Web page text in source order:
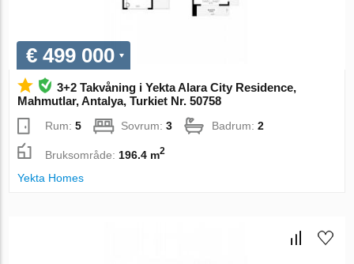
€ 499 000
3+2 Takvåning i Yekta Alara City Residence,
Mahmutlar, Antalya, Turkiet Nr. 50758
Rum:5 Sovrum:3 Badrum:2
Bruksområde: 196.4 m2
Yekta Homes